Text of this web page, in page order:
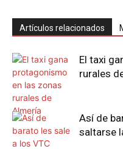
Artículos relacionados
El taxi
rurales
Así de
saltarse